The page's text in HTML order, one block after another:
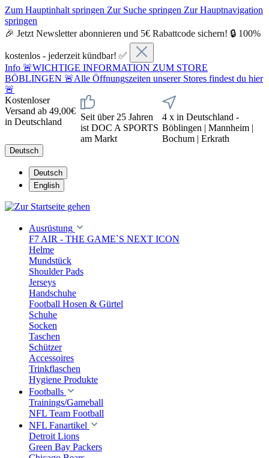
Zum Hauptinhalt springen Zur Suche springen Zur Hauptnavigation
springen
🎉 Jetzt Newsletter abonnieren und 5€ Rabattcode sichern! 🔒 100%
kostenlos - jederzeit kündbar! ✅
Info 🚨WICHTIGE INFORMATION ZUM STORE
BÖBLINGEN 🚨Alle Öffnungszeiten unserer Stores findest du hier
🚨
Kostenloser
Versand ab 49,00€
in Deutschland
Seit über 25 Jahren
ist DOC A SPORTS
am Markt
4 x in Deutschland -
Böblingen | Mannheim |
Bochum | Erkrath
Deutsch
Deutsch
English
Ausrüstung
F7 AIR - THE GAME`S NEXT ICON
Helme
Mundstück
Shoulder Pads
Jerseys
Handschuhe
Football Hosen & Gürtel
Schuhe
Socken
Taschen
Schützer
Accessoires
Trinkflaschen
Hygiene Produkte
Footballs
Trainings/Gameball
NFL Team Football
NFL Fanartikel
Detroit Lions
Green Bay Packers